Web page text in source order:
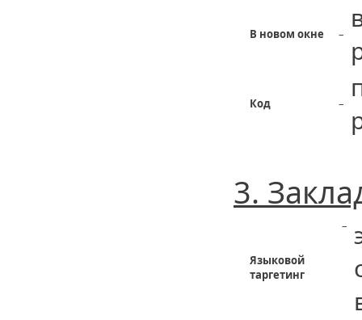
В новом окне –
Код –
3.
Языковой
таргетинг
–